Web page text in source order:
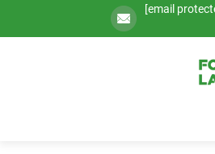
[email